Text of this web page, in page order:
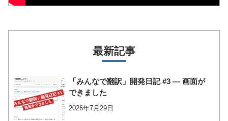
最新記事
「みんなで翻訳」開発日記 #3 ― 画面が
できました
2026年7月29日